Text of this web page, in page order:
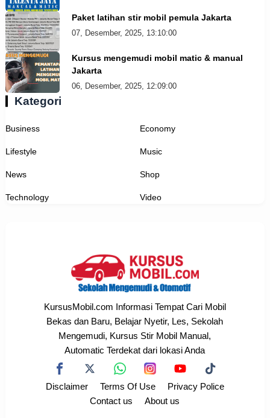
Paket latihan stir mobil pemula Jakarta
07, Desember, 2025, 13:10:00
Kursus mengemudi mobil matic & manual
Jakarta
06, Desember, 2025, 12:09:00
Kategori
Business Economy
Lifestyle Music
News Shop
Technology Video
KursusMobil.com Informasi Tempat Cari Mobil
Bekas dan Baru, Belajar Nyetir, Les, Sekolah
Mengemudi, Kursus Stir Mobil Manual,
Automatic Terdekat dari lokasi Anda
Disclaimer Terms Of Use
Privacy Police
Contact us
About us